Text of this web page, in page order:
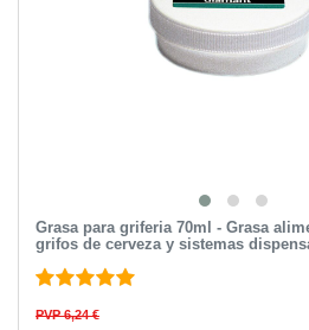
Grasa para griferia 70ml - Grasa
grifos de cerveza y sistemas
PVP 6,24 €